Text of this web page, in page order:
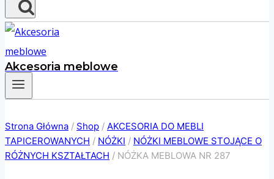
Akcesoria meblowe
Strona Główna / Shop / AKCESORIA DO MEBLI
TAPICEROWANYCH / NÓŻKI / NÓŻKI MEBLOWE STOJĄCE O
RÓŻNYCH KSZTAŁTACH / NÓŻKA MEBLOWA NR 287